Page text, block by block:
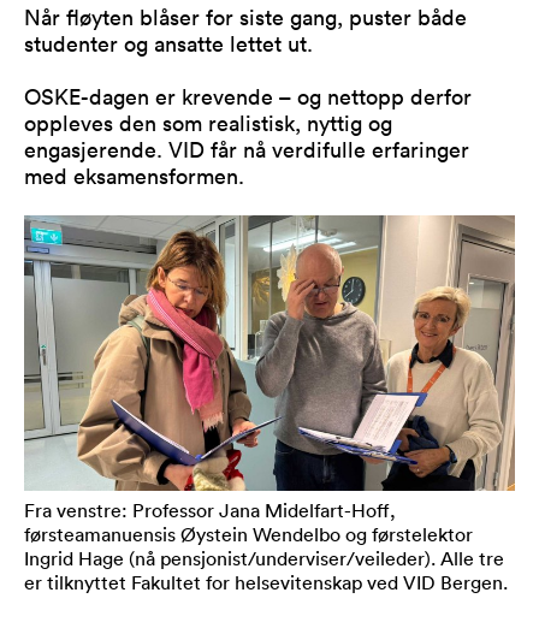
Når fløyten blåser for siste gang, puster både
studenter og ansatte lettet ut.
OSKE-dagen er krevende – og nettopp derfor
oppleves den som realistisk, nyttig og
engasjerende. VID får nå verdifulle erfaringer
med eksamensformen.
Fra venstre: Professor Jana Midelfart-Hoff,
førsteamanuensis Øystein Wendelbo og førstelektor
Ingrid Hage (nå pensjonist/underviser/veileder). Alle tre
er tilknyttet Fakultet for helsevitenskap ved VID Bergen.